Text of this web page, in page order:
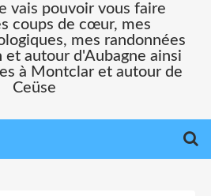
vais pouvoir vous faire
coups de cœur, mes
mes randonnées
et autour d'Aubagne ainsi
à Montclar et autour de
Ceüse